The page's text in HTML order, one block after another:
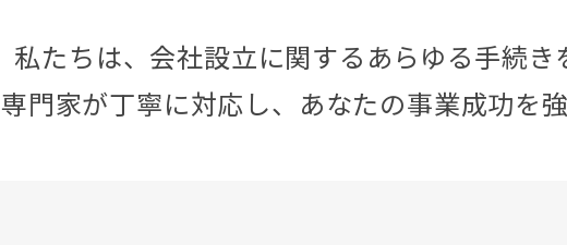
私たちは、会社設立に関する あらゆる手続き
専門家が丁寧に対応し、 あなたの事業成功を